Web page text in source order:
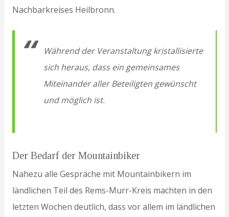
Nachbarkreises Heilbronn.
Während der Veranstaltung kristallisierte
sich heraus, dass ein gemeinsames
Miteinander aller Beteiligten gewünscht
und möglich ist.
Der Bedarf der Mountainbiker
Nahezu alle Gespräche mit Mountainbikern im
ländlichen Teil des Rems-Murr-Kreis machten in den
letzten Wochen deutlich, dass vor allem im ländlichen